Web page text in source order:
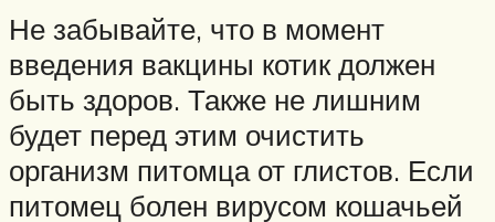
Не забывайте, что в момент
введения вакцины котик должен
быть здоров. Также не лишним
будет перед этим очистить
организм питомца от глистов. Если
питомец болен вирусом кошачьей